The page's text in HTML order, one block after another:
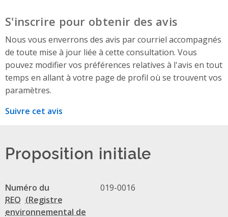
S'inscrire pour obtenir des avis
Nous vous enverrons des avis par courriel accompagnés
de toute mise à jour liée à cette consultation. Vous
pouvez modifier vos préférences relatives à l'avis en tout
temps en allant à votre page de profil où se trouvent vos
paramètres.
Suivre cet avis
Proposition initiale
Numéro du
REO
019-0016